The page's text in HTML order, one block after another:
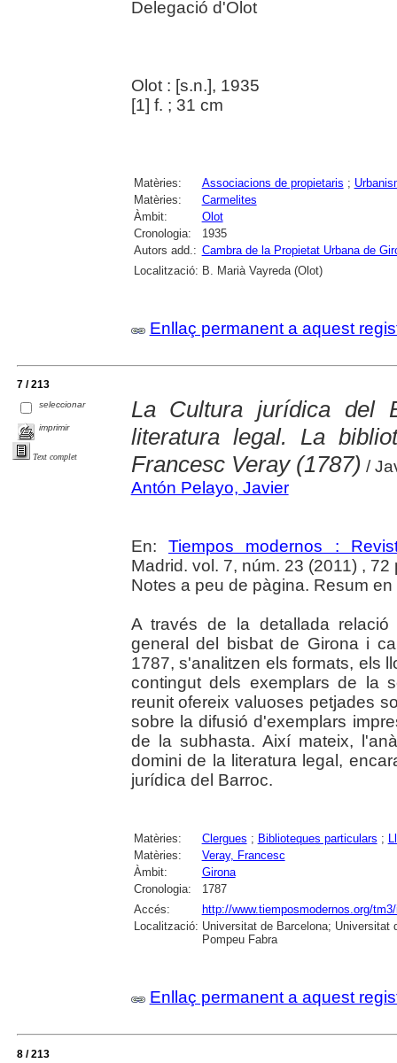
Delegació d'Olot
Olot : [s.n.], 1935
[1] f. ; 31 cm
Matèries: Associacions de propietaris ;
Matèries:
Carmelites
Àmbit:
Olot
Cronologia:
1935
Autors add.: Cambra de la Propietat Urbana de
Localització: B. Marià Vayreda (Olot)
Enllaç permanent a aquest
7 / 213
seleccionar
imprimir
Text complet
La Cultura jurídica del
literatura legal. La
Francesc Veray (1787) /
Antón Pelayo, Javier
En: Tiempos modernos :
Madrid. vol. 7, núm. 23 (2011) , 72
Notes a peu de pàgina. Resum
A través de la detallada
general del bisbat de Girona i
1787, s'analitzen els formats, els
contingut dels exemplars de la
reunit ofereix valuoses petjades
sobre la difusió d'exemplars
de la subhasta. Així mateix,
domini de la literatura legal,
jurídica del Barroc.
Matèries: Clergues ; Biblioteques particulars ;
Matèries:
Veray, Francesc
Àmbit:
Girona
Cronologia:
1787
Accés:
http://www.tiemposmodernos.org/
Localització: Universitat de Barcelona; Universitat
Pompeu Fabra
Enllaç permanent a aquest
8 / 213